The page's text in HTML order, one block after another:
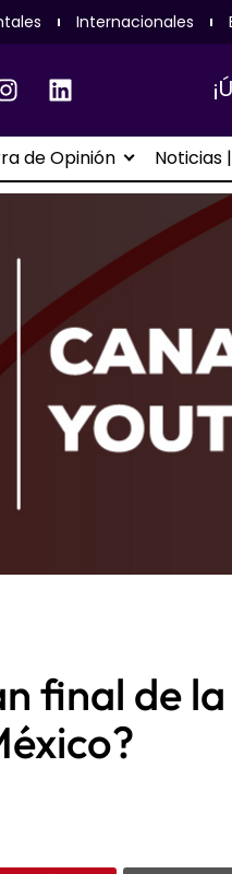
Internacionales
de Opinión Noticias
final de